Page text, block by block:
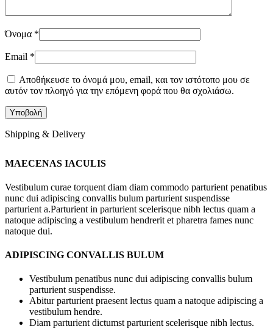
Όνομα *
Email *
Αποθήκευσε το όνομά μου, email, και τον ιστότοπο μου σε
αυτόν τον πλοηγό για την επόμενη φορά που θα σχολιάσω.
Shipping & Delivery
MAECENAS IACULIS
Vestibulum curae torquent diam diam commodo parturient penatibus
nunc dui adipiscing convallis bulum parturient suspendisse
parturient a.Parturient in parturient scelerisque nibh lectus quam a
natoque adipiscing a vestibulum hendrerit et pharetra fames nunc
natoque dui.
ADIPISCING CONVALLIS BULUM
Vestibulum penatibus nunc dui adipiscing convallis bulum
parturient suspendisse.
Abitur parturient praesent lectus quam a natoque adipiscing a
vestibulum hendre.
Diam parturient dictumst parturient scelerisque nibh lectus.